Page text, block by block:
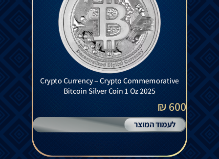
Crypto Currency – Crypto Commemorative
Bitcoin Silver Coin 1 Oz 2025
600 ₪
לעמוד המוצר